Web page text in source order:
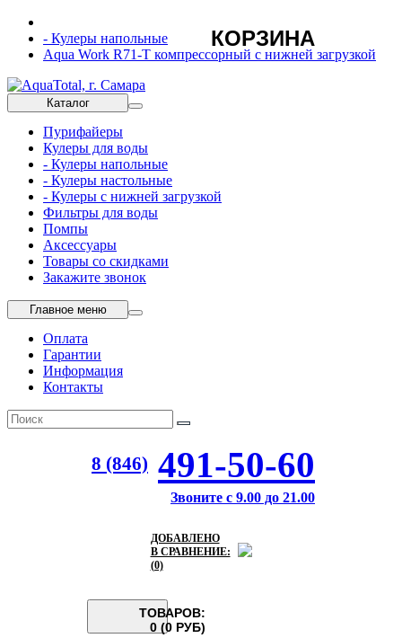
- Кулеры напольные
Aqua Work R71-T компрессорный с нижней загрузкой
Каталог
Пурифайеры
Кулеры для воды
- Кулеры напольные
- Кулеры настольные
- Кулеры с нижней загрузкой
Фильтры для воды
Помпы
Аксессуары
Товары со скидками
Закажите звонок
Главное меню
Оплата
Гарантии
Информация
Контакты
8 (846) 491-50-60
Звоните с 9.00 до 21.00
ДОБАВЛЕНО
В СРАВНЕНИЕ:
(0)
ТОВАРОВ:
0 (0 РУБ)
КОРЗИНА